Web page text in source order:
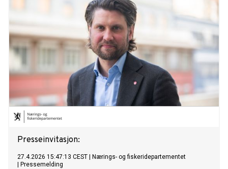
Presseinvitasjon:
27.4.2026 15:47:13 CEST
Nærings- og fiskeridepartementet
Pressemelding